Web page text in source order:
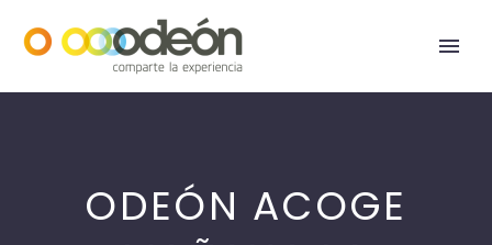
ODEÓN ACOGE